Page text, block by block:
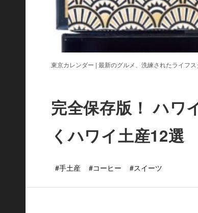
東京カレンダー | 最新のグルメ、洗練されたライフ
完全保存版！ ハワ
くハワイ土産12選
#手土産 #コーヒー #スイーツ